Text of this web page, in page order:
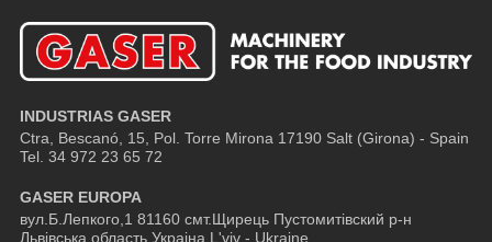
INDUSTRIAS GASER
Ctra, Bescanó, 15, Pol. Torre Mirona 17190 Salt (Girona) - Spain
Tel. 34 972 23 65 72
GASER EUROPA
вул.Б.Лепкого,1 81160 смт.Щирець Пустомитівский р-н
Львівська область Украіна L'viv - Ukraine